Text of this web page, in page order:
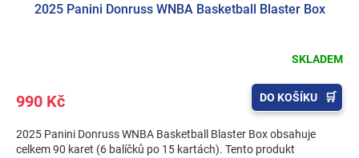
2025 Panini Donruss WNBA Basketball Blaster Box
SKLADEM
990 Kč DO KOŠÍKU
2025 Panini Donruss WNBA Basketball Blaster Box obsahuje
celkem 90 karet (6 balíčků po 15 kartách). Tento produkt